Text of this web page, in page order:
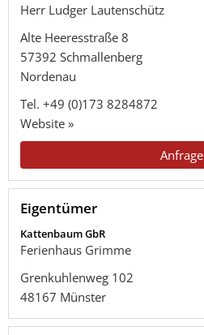
Herr Ludger Lautenschütz
Alte Heeresstraße 8
57392 Schmallenberg
Nordenau
Tel. +49 (0)173 8284872
Website »
Anfrage
Eigentümer
Kattenbaum GbR
Ferienhaus Grimme
Grenkuhlenweg 102
48167 Münster